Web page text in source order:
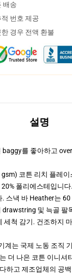
배송
번호 제공
경우 전액 환불
설명
baggy를 좋아하고
코튼 리치 플레이
폴리에스테입니
스낵 바 Heather는 60
drawstring 및 늑골 팔
세척 감기. 건조하지
계는 국제 노동 조직
더 나은 코튼 이니셔
하고 제조업체의 공백